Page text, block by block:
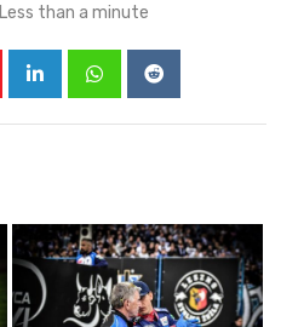
Less than a minute
LinkedInWhatsappReddit